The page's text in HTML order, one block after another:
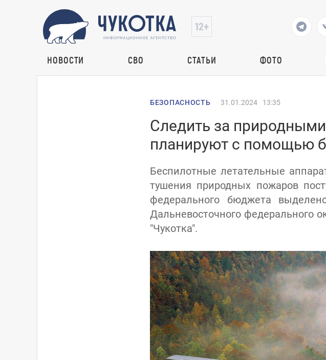
НОВОСТИ СВО СТАТЬИ ФОТО
БЕЗОПАСНОСТЬ 31.01.2024 13:35
Следить за
планируют с помощью
Беспилотные летательные
тушения природных пожаров
федерального бюджета
Дальневосточного федерального
"Чукотка".